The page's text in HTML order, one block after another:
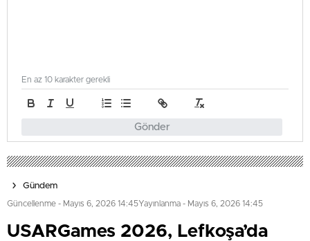
Gönder
En az 10 karakter gerekli
Gündem
Güncellenme - Mayıs 6, 2026 14:45Yayınlanma - Mayıs 6, 2026 14:45
USARGames 2026, Lefkoşa’da